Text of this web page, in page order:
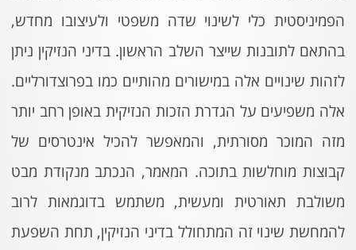
הפמיניסטית כלי לשינוי שדה משפטי ולעיצובו מחדש,
בהתאם לתובנות שייצר השלב הראשון. בדיני הנזיקין ניתן
לזהות שינויים אלה במישורים מהותיים כמו בפרוצדורליים.
אלה משפיעים על הגדרת הזכות הנזיקית באופן רחב יותר
מזה המוכר מסורתית, והמאפשר להכיל אינטרסים של
קבוצות מוחלשות בתוכה. המאמר, הנכתב מנקודת מבט
משולבת תאורטית ומעשית, משתמש בדוגמאות לרוב
להמחשת שינוי זה המתחולל בדיני הנזיקין, תחת השפעת